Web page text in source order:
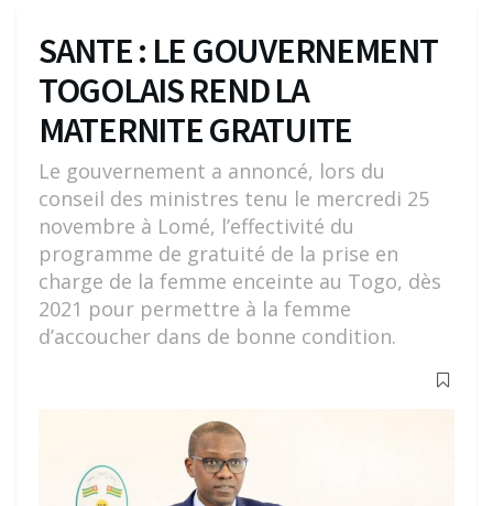
SANTE : LE GOUVERNEMENT
TOGOLAIS REND LA
MATERNITE GRATUITE
Le gouvernement a annoncé, lors du
conseil des ministres tenu le mercredi 25
novembre à Lomé, l’effectivité du
programme de gratuité de la prise en
charge de la femme enceinte au Togo, dès
2021 pour permettre à la femme
d’accoucher dans de bonne condition.